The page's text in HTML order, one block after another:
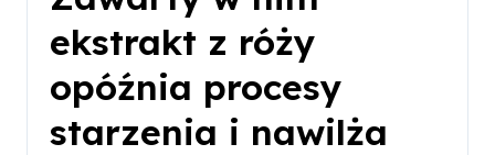
ekstrakt z róży
opóźnia procesy
starzenia i nawilża